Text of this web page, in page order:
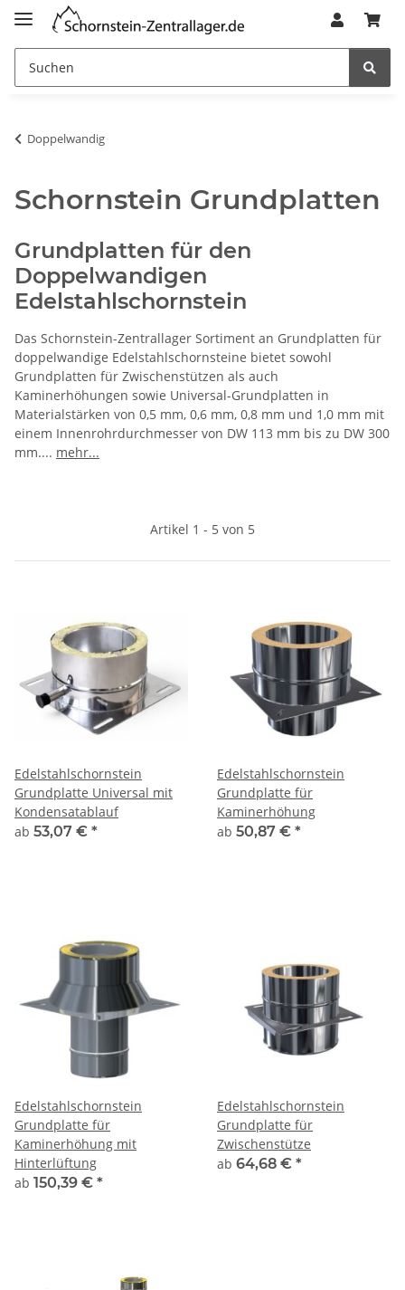
Doppelwandig
Schornstein Grundplatten
Grundplatten für den
Doppelwandigen
Edelstahlschornstein
Das Schornstein-Zentrallager Sortiment an Grundplatten für
doppelwandige Edelstahlschornsteine bietet sowohl
Grundplatten für Zwischenstützen als auch
Kaminerhöhungen sowie Universal-Grundplatten in
Materialstärken von 0,5 mm, 0,6 mm, 0,8 mm und 1,0 mm mit
einem Innenrohrdurchmesser von DW 113 mm bis zu DW 300
mm.... mehr...
Artikel 1 - 5 von 5
Edelstahlschornstein
Grundplatte Universal mit
Kondensatablauf
ab 53,07 € *
Edelstahlschornstein
Grundplatte für
Kaminerhöhung
ab 50,87 € *
Edelstahlschornstein
Grundplatte für
Kaminerhöhung mit
Hinterlüftung
ab 150,39 € *
Edelstahlschornstein
Grundplatte für
Zwischenstütze
ab 64,68 € *